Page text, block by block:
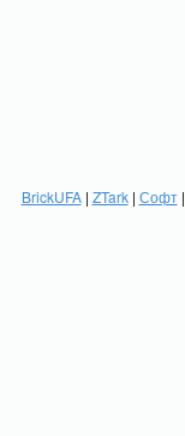
BrickUFA| ZTark| Софт|